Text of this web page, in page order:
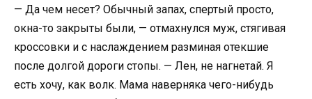
— Да чем несет? Обычный запах, спертый просто,
окна-то закрыты были, — отмахнулся муж, стягивая
кроссовки и с наслаждением разминая отекшие
после долгой дороги стопы. — Лен, не нагнетай. Я
есть хочу, как волк. Мама наверняка чего-нибудь